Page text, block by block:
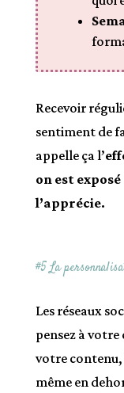
Recevoir
sentiment de
appelle ça l’
on est
l’apprécie.
#5 La
Les réseaux
pensez à
votre
même en